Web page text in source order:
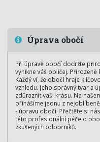
Úprava obočí
Při úpravě obočí dodržte
vynikne váš obličej.
Každý ví, že obočí hraje
vzhledu. Jeho správný tvar a
zdůraznit vaši krásu. Na
přinášíme jednu z
- úpravu obočí. Přečtěte si
této profesionální péče o
zkušených odborníků.